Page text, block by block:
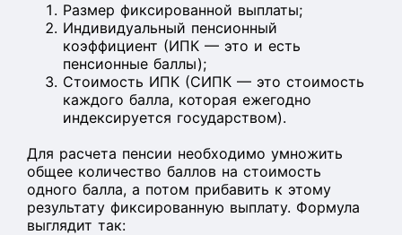
Размер фиксированной выплаты;
Индивидуальный пенсионный
коэффициент (ИПК — это и есть
пенсионные баллы);
Стоимость ИПК (СИПК — это стоимость
каждого балла, которая ежегодно
индексируется государством).
Для расчета пенсии необходимо умножить
общее количество баллов на стоимость
одного балла, а потом прибавить к этому
результату фиксированную выплату. Формула
выглядит так: